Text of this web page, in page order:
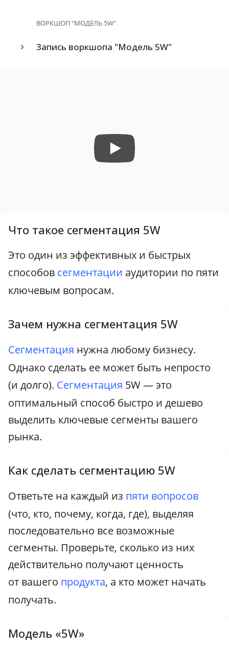
ВОРКШОП "МОДЕЛЬ 5W"
Запись воркшопа "Модель 5W"
Что такое сегментация 5W
Это один из эффективных и быстрых
способов сегментации аудитории по пяти
ключевым вопросам.
Зачем нужна сегментация 5W
Сегментация нужна любому бизнесу.
Однако сделать ее может быть непросто
(и долго). Сегментация 5W — это
оптимальный способ быстро и дешево
выделить ключевые сегменты вашего
рынка.
Как сделать сегментацию 5W
Ответьте на каждый из пяти вопросов
(что, кто, почему, когда, где), выделяя
последовательно все возможные
сегменты. Проверьте, сколько из них
действительно получают ценность
от вашего продукта, а кто может начать
получать.
Модель «5W»